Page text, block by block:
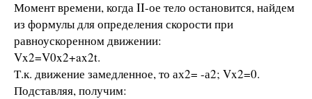
Момент времени, когда II-ое тело остановится, найдем
из формулы для определения скорости при
равноускоренном движении:
Vx2=V0x2+ax2t.
Т.к. движение замедленное, то ах2= -а2; Vx2=0.
Подставляя, получим: